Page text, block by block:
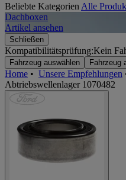
Beliebte Kategorien Alle
Dachboxen
Artikel ansehen
Schließen
Kompatibilitätsprüfung:Kein
Fahrzeug auswählen Fahrzeug
Home • Unsere Empfehlungen
Abtriebswellenlager 1070482